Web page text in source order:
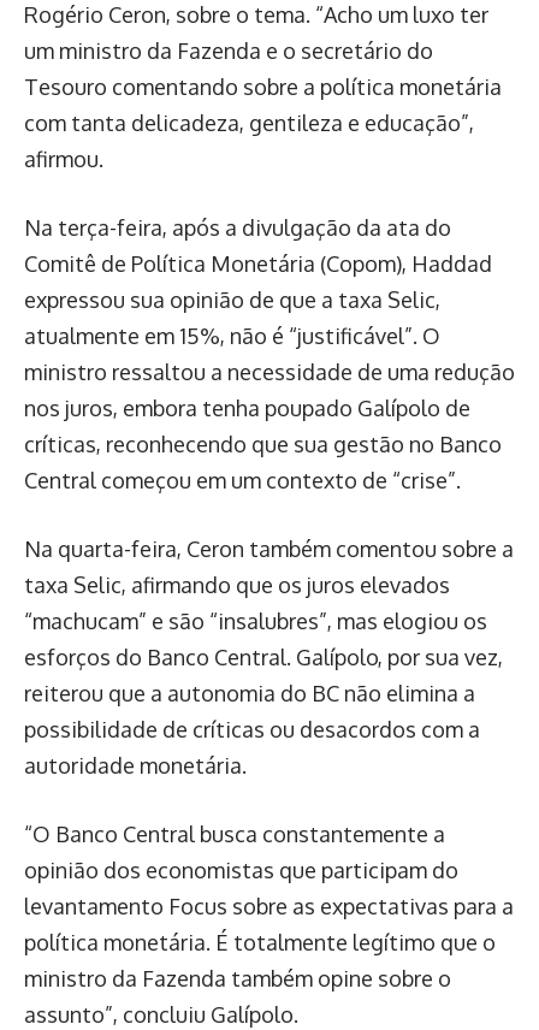
Rogério Ceron, sobre o tema. “Acho um luxo ter
um ministro da Fazenda e o secretário do
Tesouro comentando sobre a política monetária
com tanta delicadeza, gentileza e educação”,
afirmou.
Na terça-feira, após a divulgação da ata do
Comitê de Política Monetária (Copom), Haddad
expressou sua opinião de que a taxa Selic,
atualmente em 15%, não é “justificável”. O
ministro ressaltou a necessidade de uma redução
nos juros, embora tenha poupado Galípolo de
críticas, reconhecendo que sua gestão no Banco
Central começou em um contexto de “crise”.
Na quarta-feira, Ceron também comentou sobre a
taxa Selic, afirmando que os juros elevados
“machucam” e são “insalubres”, mas elogiou os
esforços do Banco Central. Galípolo, por sua vez,
reiterou que a autonomia do BC não elimina a
possibilidade de críticas ou desacordos com a
autoridade monetária.
“O Banco Central busca constantemente a
opinião dos economistas que participam do
levantamento Focus sobre as expectativas para a
política monetária. É totalmente legítimo que o
ministro da Fazenda também opine sobre o
assunto”, concluiu Galípolo.